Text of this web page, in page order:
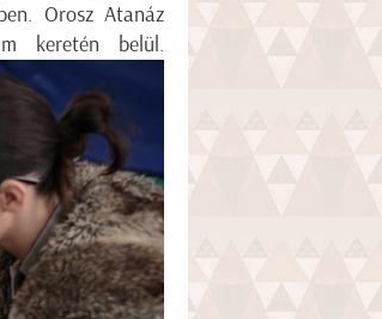
Orosz Atanáz
keretén belül.